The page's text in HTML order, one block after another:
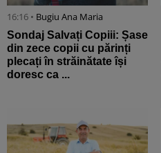
16:16 • Bugiu ⁠Ana Maria
Sondaj Salvați Copiii: Șase
din zece copii cu părinți
plecați în străinătate își
doresc ca ...